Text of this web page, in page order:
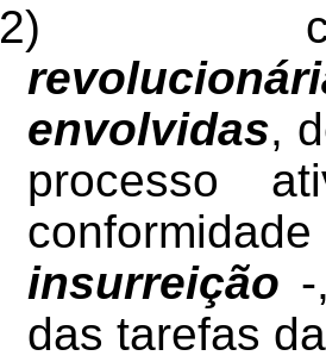
2)
envolvidas,
processo
insurreição
das tarefas